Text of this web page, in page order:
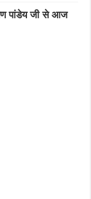
पांडेय जी से आज